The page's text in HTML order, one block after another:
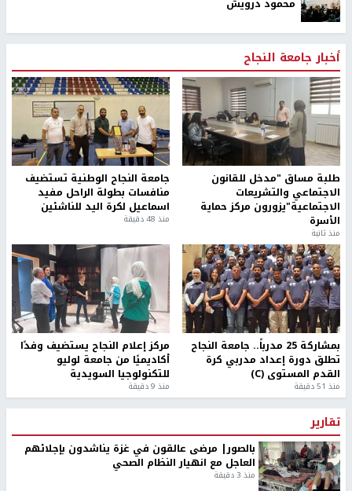
محمود درويش
أخبار جامعة النجاح
طلبة مساق "مدخل للقانون
الاجتماعي والتشريعات
الاجتماعية"يزورون مركز حماية
الأسرة
منذ ثانية
جامعة النجاح الوطنية تستضيف
منافسات بطولة الراحل مفيد
اسماعيل لكرة اليد للناشئين
منذ 48 دقيقة
بمشاركة 25 مدرباً.. جامعة النجاح
تطلق دورة إعداد مدربي كرة
القدم المستوى (C)
منذ 51 دقيقة
مركز إعلام النجاح يستضيف وفدًا
أكاديميًا من جامعة لوليو
للتكنولوجيا السويدية
منذ 9 دقيقة
تقارير
بالصور| مرضى عالقون في غزة يناشدون بإجلائهم
العاجل مع انهيار النظام الصحي
منذ 3 دقيقة